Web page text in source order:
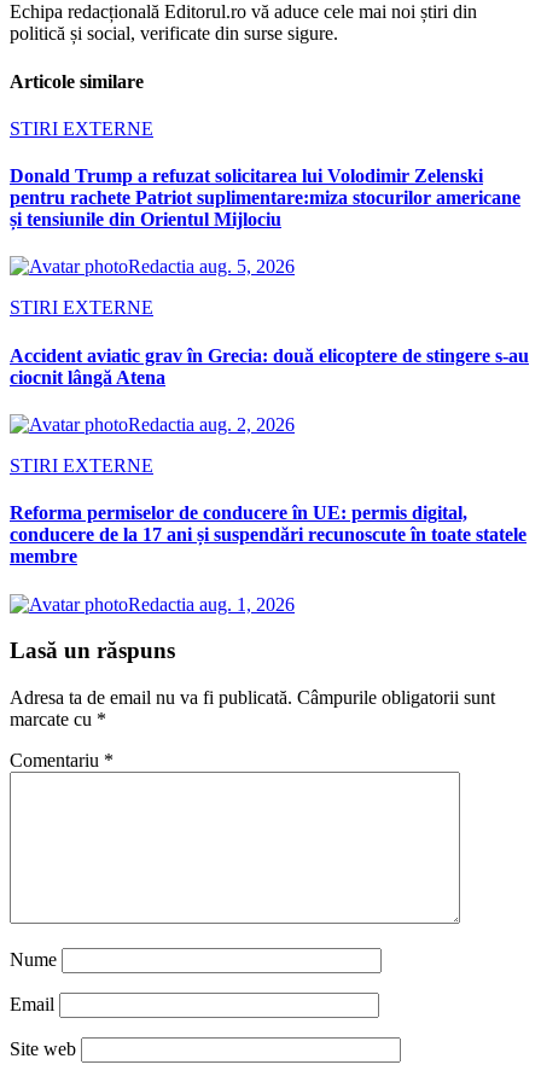
Echipa redacțională Editorul.ro vă aduce cele mai noi știri din
politică și social, verificate din surse sigure.
Articole similare
STIRI EXTERNE
Donald Trump a refuzat solicitarea lui Volodimir Zelenski
pentru rachete Patriot suplimentare:miza stocurilor americane
și tensiunile din Orientul Mijlociu
Redactia aug. 5, 2026
STIRI EXTERNE
Accident aviatic grav în Grecia: două elicoptere de stingere s-au
ciocnit lângă Atena
Redactia aug. 2, 2026
STIRI EXTERNE
Reforma permiselor de conducere în UE: permis digital,
conducere de la 17 ani și suspendări recunoscute în toate statele
membre
Redactia aug. 1, 2026
Lasă un răspuns
Adresa ta de email nu va fi publicată. Câmpurile obligatorii sunt
marcate cu *
Comentariu *
Nume
Email
Site web